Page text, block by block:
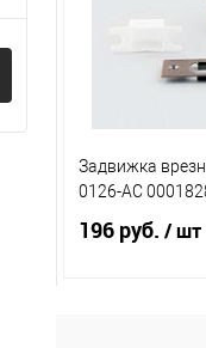
Задвижка
0126-AC
196 руб. / шт